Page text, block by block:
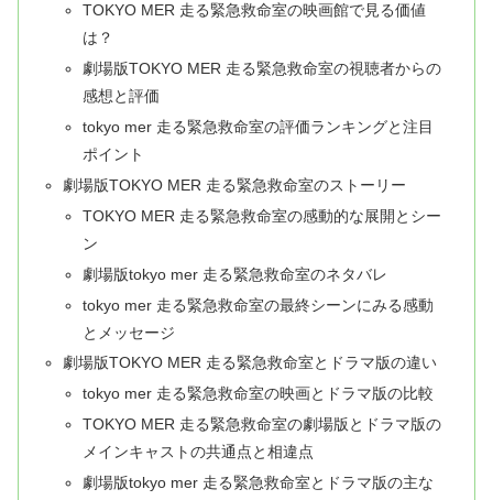
TOKYO MER 走る緊急救命室の映画館で見る価値
は？
劇場版TOKYO MER 走る緊急救命室の視聴者からの
感想と評価
tokyo mer 走る緊急救命室の評価ランキングと注目
ポイント
劇場版TOKYO MER 走る緊急救命室のストーリー
TOKYO MER 走る緊急救命室の感動的な展開とシー
ン
劇場版tokyo mer 走る緊急救命室のネタバレ
tokyo mer 走る緊急救命室の最終シーンにみる感動
とメッセージ
劇場版TOKYO MER 走る緊急救命室とドラマ版の違い
tokyo mer 走る緊急救命室の映画とドラマ版の比較
TOKYO MER 走る緊急救命室の劇場版とドラマ版の
メインキャストの共通点と相違点
劇場版tokyo mer 走る緊急救命室とドラマ版の主な